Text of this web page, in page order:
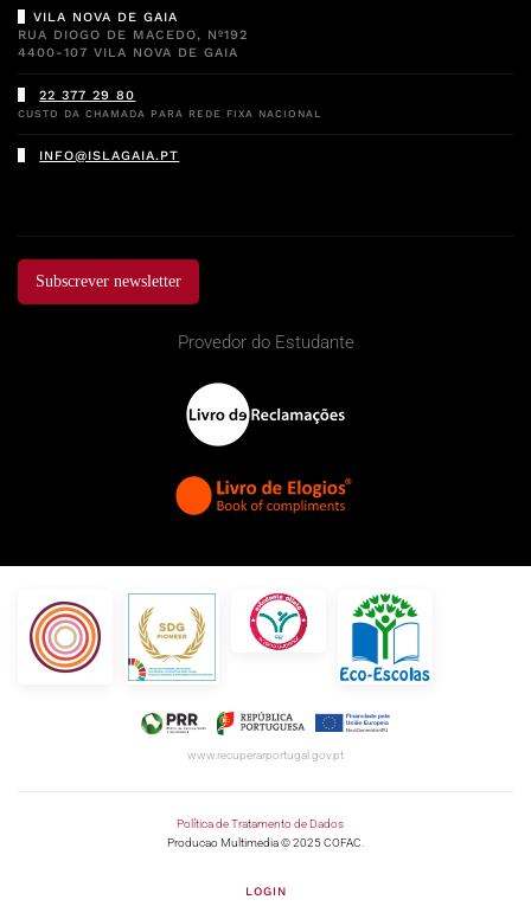
VILA NOVA DE GAIA
RUA DIOGO DE MACEDO, Nº192
4400-107 VILA NOVA DE GAIA
22 377 29 80
CUSTO DA CHAMADA PARA REDE FIXA NACIONAL
INFO@ISLAGAIA.PT
Subscrever newsletter
Provedor do Estudante
www.recuperarportugal.gov.pt
Política de Tratamento de Dados
Producao Multimedia © 2025 COFAC.
LOGIN